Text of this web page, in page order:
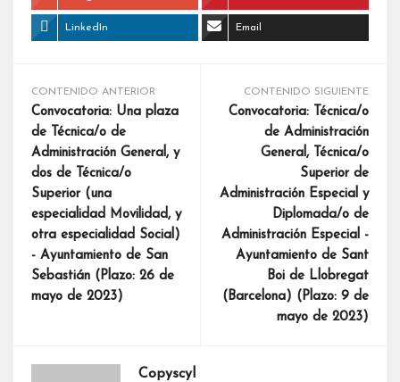
LinkedIn Email
CONTENIDO ANTERIOR
Convocatoria: Una plaza
de Técnica/o de
Administración General, y
dos de Técnica/o
Superior (una
especialidad Movilidad, y
otra especialidad Social)
- Ayuntamiento de San
Sebastián (Plazo: 26 de
mayo de 2023)
CONTENIDO SIGUIENTE
Convocatoria: Técnica/o
de Administración
General, Técnica/o
Superior de
Administración Especial y
Diplomada/o de
Administración Especial -
Ayuntamiento de Sant
Boi de Llobregat
(Barcelona) (Plazo: 9 de
mayo de 2023)
Copyscyl